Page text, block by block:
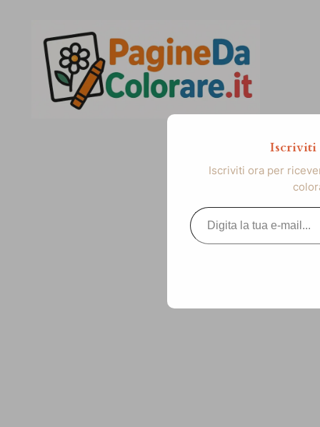
contenuto
Iscriviti
Iscriviti ora per
Digita la tua e-mail...